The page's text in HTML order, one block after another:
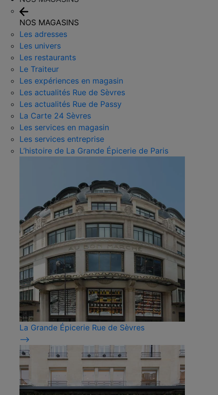
NOS MAGASINS
Les adresses
Les univers
Les restaurants
Le Traiteur
Les expériences en magasin
Les actualités Rue de Sèvres
Les actualités Rue de Passy
La Carte 24 Sèvres
Les services en magasin
Les services entreprise
L’histoire de La Grande Épicerie de Paris
La Grande Épicerie Rue de Sèvres
⟶